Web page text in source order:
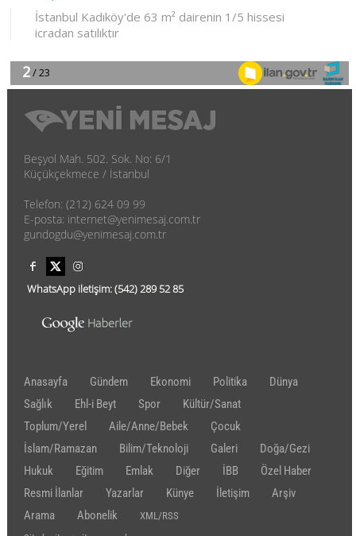
Beşyol Mah. 502. Sok. No: 6/1
Küçükçekmece / İstanbul
Telefon: (212) 624 09 99
E-posta: internet@yenimesaj.com.tr
gundogdu@yenimesaj.com.tr
WhatsApp iletişim:(542)289 52 85
Anasayfa Gündem Ekonomi Politika
Dünya
Sağlık
Ehl-i Beyt Spor
Kültür/Sanat
Toplum/Yerel
Aile/Anne/Bebek
Çocuk
İslam/Ramazan
Bilim/Teknoloji Galeri
Doğa/Gezi
Hukuk
Eğitim Emlak Diğer İBB
Özel Haber
Resmi İlanlar
Yazarlar Künye İletişim
Arşiv
Arama
Abonelik
XML/RSS